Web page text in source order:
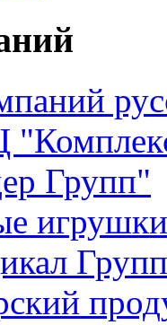
Групп"
игрушки
Групп